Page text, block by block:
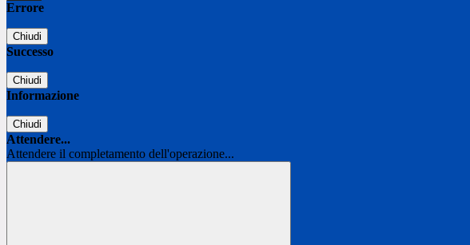
Errore
Chiudi
Successo
Chiudi
Informazione
Chiudi
Attendere...
Attendere il completamento dell'operazione...